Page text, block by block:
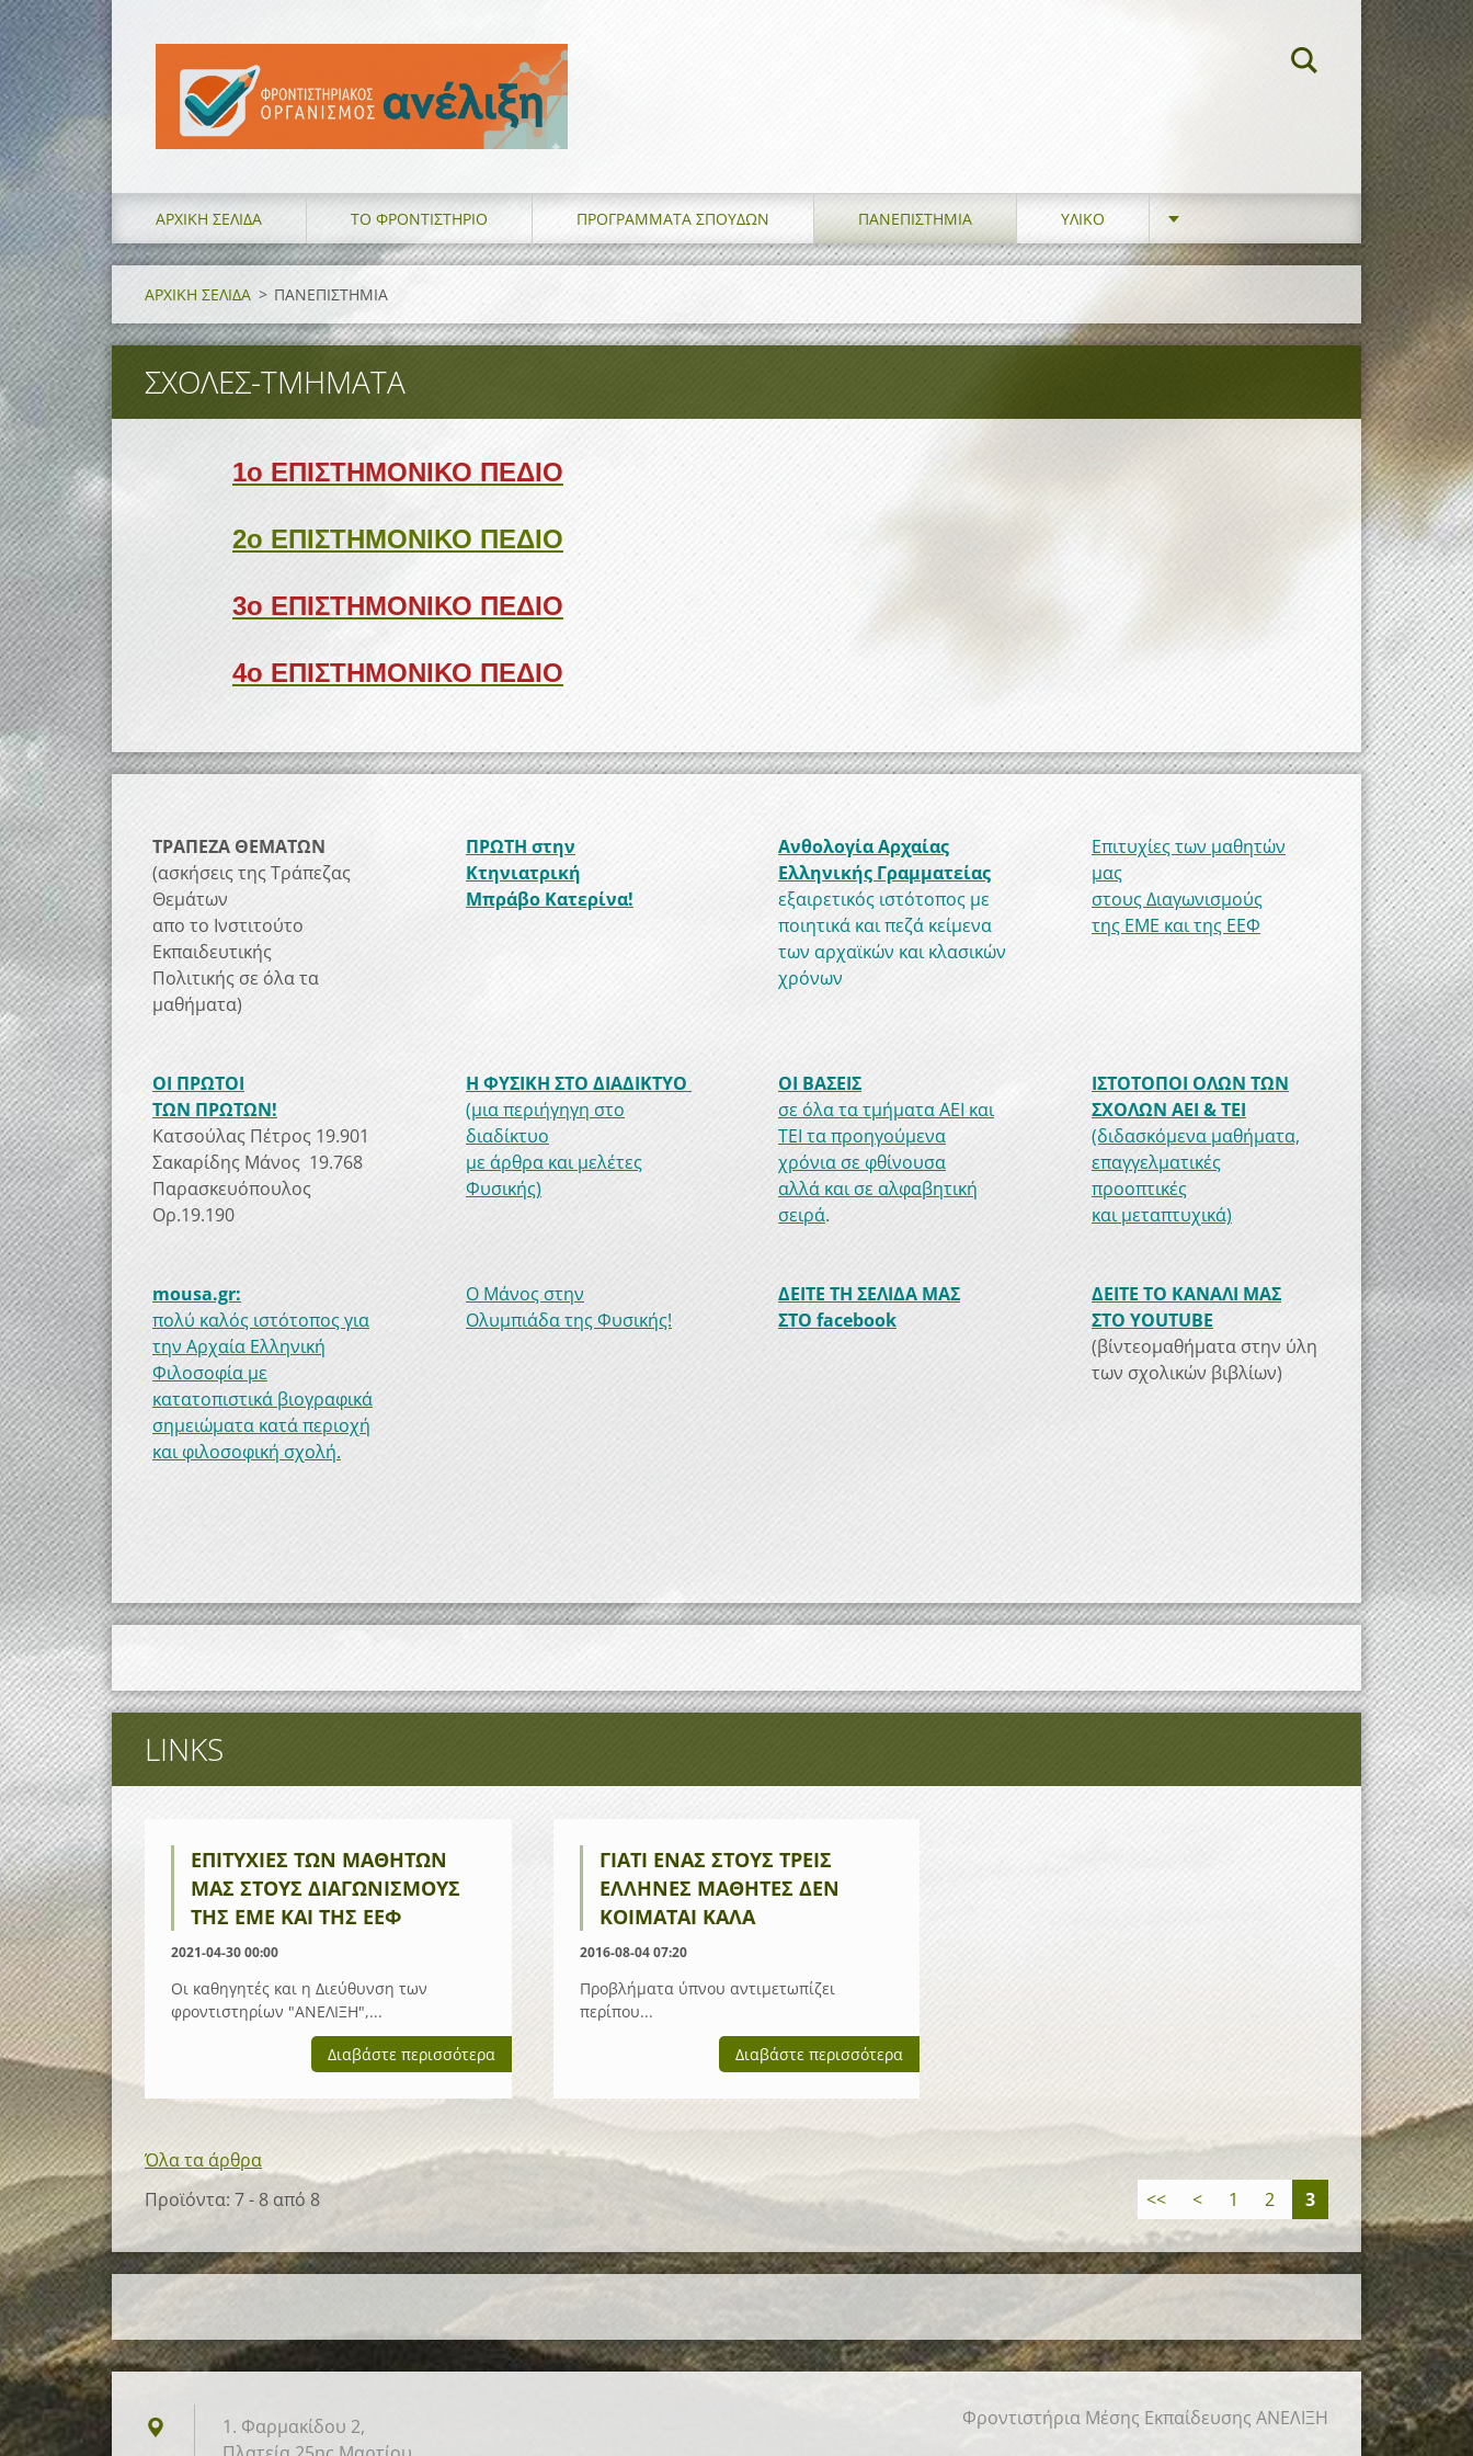
ΑΡΧΙΚΗ ΣΕΛΙΔΑ ΤΟ ΦΡΟΝΤΙΣΤΗΡΙΟ ΠΡΟΓΡΑΜΜΑΤΑ ΣΠΟΥΔΩΝ ΠΑΝΕΠΙΣΤΗΜΙΑ ΥΛΙΚΟ
ΑΡΧΙΚΗ ΣΕΛΙΔΑ > ΠΑΝΕΠΙΣΤΗΜΙΑ
ΣΧΟΛΕΣ-ΤΜΗΜΑΤΑ
1ο ΕΠΙΣΤΗΜΟΝΙΚΟ ΠΕΔΙΟ
2ο ΕΠΙΣΤΗΜΟΝΙΚΟ ΠΕΔΙΟ
3ο ΕΠΙΣΤΗΜΟΝΙΚΟ ΠΕΔΙΟ
4ο ΕΠΙΣΤΗΜΟΝΙΚΟ ΠΕΔΙΟ
ΤΡΑΠΕΖΑ ΘΕΜΑΤΩΝ
(ασκήσεις της Τράπεζας
Θεμάτων
απο το Ινστιτούτο
Εκπαιδευτικής
Πολιτικής σε όλα τα
μαθήματα)
ΠΡΩΤΗ στην
Κτηνιατρική
Μπράβο Κατερίνα!
Ανθολογία Αρχαίας
Ελληνικής Γραμματείας
εξαιρετικός ιστότοπος με
ποιητικά και πεζά κείμενα
των αρχαϊκών και κλασικών
χρόνων
Επιτυχίες των μαθητών
μας
στους Διαγωνισμούς
της ΕΜΕ και της ΕΕΦ
ΟΙ ΠΡΩΤΟΙ
ΤΩΝ ΠΡΩΤΩΝ!
Κατσούλας Πέτρος 19.901
Σακαρίδης Μάνος 19.768
Παρασκευόπουλος
Ορ.19.190
Η ΦΥΣΙΚΗ ΣΤΟ ΔΙΑΔΙΚΤΥΟ
(μια περιήγηγη στο
διαδίκτυο
με άρθρα και μελέτες
Φυσικής)
ΟΙ ΒΑΣΕΙΣ
σε όλα τα τμήματα ΑΕΙ και
ΤΕΙ τα προηγούμενα
χρόνια σε φθίνουσα
αλλά και σε αλφαβητική
σειρά.
ΙΣΤΟΤΟΠΟΙ ΟΛΩΝ ΤΩΝ
ΣΧΟΛΩΝ ΑΕΙ & ΤΕΙ
(διδασκόμενα μαθήματα,
επαγγελματικές
προοπτικές
και μεταπτυχικά)
mousa.gr:
πολύ καλός ιστότοπος για
την Αρχαία Ελληνική
Φιλοσοφία με
κατατοπιστικά βιογραφικά
σημειώματα κατά περιοχή
και φιλοσοφική σχολή.
Ο Μάνος στην
Ολυμπιάδα της Φυσικής!
ΔΕΙΤΕ ΤΗ ΣΕΛΙΔΑ ΜΑΣ
ΣΤΟ facebook
ΔΕΙΤΕ ΤΟ ΚΑΝΑΛΙ ΜΑΣ
ΣΤΟ YOUTUBE
(βίντεομαθήματα στην ύλη
των σχολικών βιβλίων)
LINKS
ΕΠΙΤΥΧΊΕΣ ΤΩΝ ΜΑΘΗΤΏΝ
ΜΑΣ ΣΤΟΥΣ ΔΙΑΓΩΝΙΣΜΟΎΣ
ΤΗΣ ΕΜΕ ΚΑΙ ΤΗΣ ΕΕΦ
2021-04-30 00:00
Οι καθηγητές και η Διεύθυνση των
φροντιστηρίων "ΑΝΕΛΙΞΗ",...
Διαβάστε περισσότερα
ΓΙΑΤΊ ΈΝΑΣ ΣΤΟΥΣ ΤΡΕΙΣ
ΈΛΛΗΝΕΣ ΜΑΘΗΤΈΣ ΔΕΝ
ΚΟΙΜΆΤΑΙ ΚΑΛΆ
2016-08-04 07:20
Προβλήματα ύπνου αντιμετωπίζει
περίπου...
Διαβάστε περισσότερα
Όλα τα άρθρα
Προϊόντα: 7 - 8 από 8
<< < 1 2 3
1. Φαρμακίδου 2,
Φροντιστήρια Μέσης Εκπαίδευσης ΑΝΕΛΙΞΗ